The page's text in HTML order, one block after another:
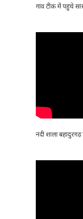
गांव टीक में पहुंचे
नंदी शाला